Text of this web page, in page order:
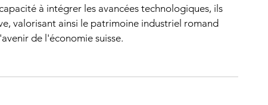
à intégrer les avancées technologiques, ils
valorisant ainsi le patrimoine industriel romand
de l'économie suisse.